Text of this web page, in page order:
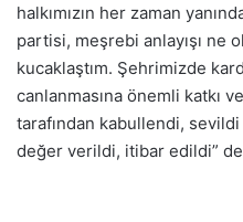
halkımızın her zaman
partisi, meşrebi anlayışı ne
kucaklaştım. Şehrimizde
canlanmasına önemli katkı
tarafından kabullendi,
değer verildi, itibar edildi”